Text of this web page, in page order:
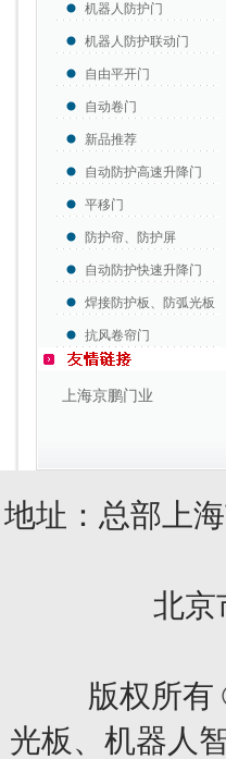
机器人防护门
机器人防护联动门
自由平开门
自动卷门
新品推荐
自动防护高速升降门
平移门
防护帘、防护屏
自动防护快速升降门
焊接防护板、防弧光板
抗风卷帘门
上海京鹏门业
地址：总部上
北京市
版权所有
光板、机器人